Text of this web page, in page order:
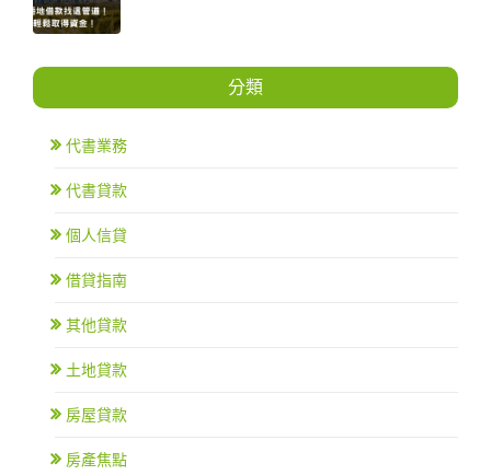
分類
代書業務
代書貸款
個人信貸
借貸指南
其他貸款
土地貸款
房屋貸款
房產焦點